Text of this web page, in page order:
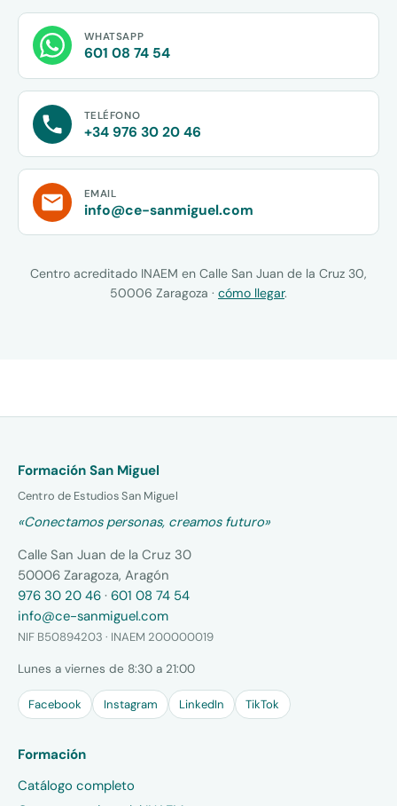
WHATSAPP
601 08 74 54
TELÉFONO
+34 976 30 20 46
EMAIL
info@ce-sanmiguel.com
Centro acreditado INAEM en Calle San Juan de la Cruz 30,
50006 Zaragoza · cómo llegar.
Formación San Miguel
Centro de Estudios San Miguel
«Conectamos personas, creamos futuro»
Calle San Juan de la Cruz 30
50006 Zaragoza, Aragón
976 30 20 46 · 601 08 74 54
info@ce-sanmiguel.com
NIF B50894203 · INAEM 200000019
Lunes a viernes de 8:30 a 21:00
Facebook Instagram LinkedIn TikTok
Formación
Catálogo completo